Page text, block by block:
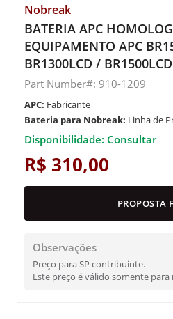
Nobreak
BATERIA APC
EQUIPAMENTO APC
BR1300LCD /
Part Number#: 910-1209
APC: Fabricante
Bateria para Nobreak: Linha de
Disponibilidade: Consultar
R$ 310,00
PROPOSTA
Observações
Preço para SP contribuinte.
Este preço é válido somente para